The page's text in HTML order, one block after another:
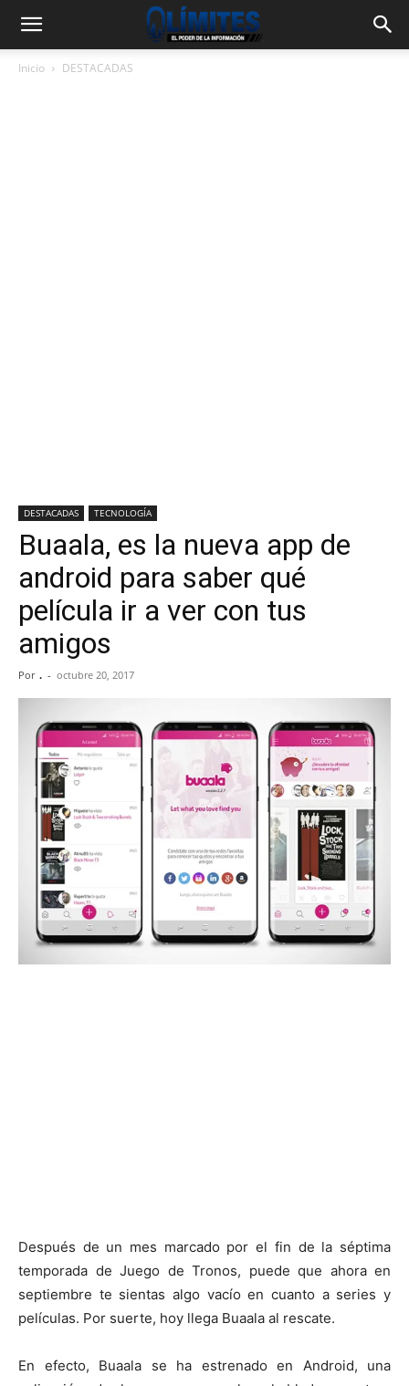
Inicio DESTACADAS
DESTACADAS TECNOLOGÍA
Buaala, es la nueva app de
android para saber qué
película ir a ver con tus
amigos
Por . - octubre 20, 2017
Después de un mes marcado por el fin de la séptima
temporada de Juego de Tronos, puede que ahora en
septiembre te sientas algo vacío en cuanto a series y
películas. Por suerte, hoy llega Buaala al rescate.
En efecto, Buaala se ha estrenado en Android, una